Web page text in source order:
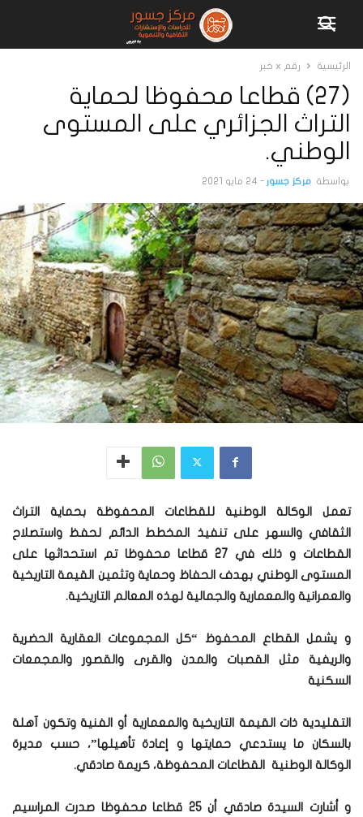
الرئيسية رقم x خبر
(27) قطاعا محفوظا لحماية
التراث الجزائري على المستوى
الوطني.
بواسطة مركز جسور - 24 مايو 2021
تعمل الوكالة الوطنية للقطاعات المحفوظة بحماية التراث
الثقافي والسهر على تنفيذ المخطط الدائم لحفظ واستصلاح
القطاعات و ذلك في 27 قطاعا محفوظا تم استحداثها على
المستوى الوطني بهدف الحفاظ وحماية وتثمين القيمة التاريخية
والعمرانية والمعمارية والجمالية لهذه المعالم التاريخية.
و يشمل القطاع المحفوظ “كل المجموعات العقارية الحضرية
والريفية مثل القصبات والمدن والقرى والقصور والمجمعات
السكنية
التقليدية ذات القيمة التاريخية والمعمارية أو الفنية وتكون آهلة
بالسكان ما يستدعي حمايتها و إعادة تأهيلها”، حسب مديرة
الوكالة الوطنية القطاعات المحفوظة، كريمة صادقي.
و أشارت السيدة صادقي أن 25 قطاعا محفوظا صدرت المراسيم